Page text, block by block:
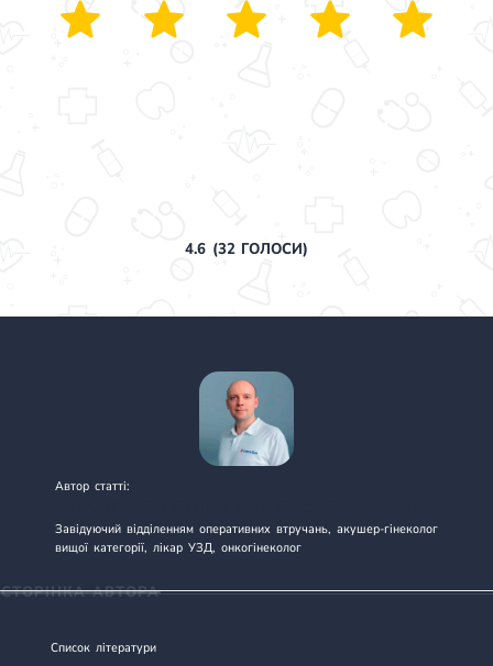
4.6(32ГОЛОСИ)
Автор статті:
Завідуючий відділенням оперативних втручань, акушер-гінеколог
вищої категорії, лікар УЗД, онкогінеколог
СТОРІНКА АВТОРА
Список літератури